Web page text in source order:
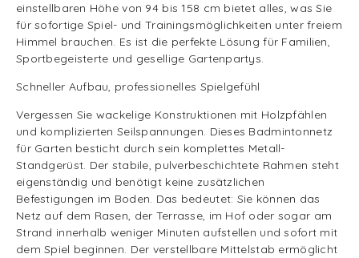
einstellbaren Höhe von 94 bis 158 cm bietet alles, was Sie
für sofortige Spiel- und Trainingsmöglichkeiten unter freiem
Himmel brauchen. Es ist die perfekte Lösung für Familien,
Sportbegeisterte und gesellige Gartenpartys.
Schneller Aufbau, professionelles Spielgefühl
Vergessen Sie wackelige Konstruktionen mit Holzpfählen
und komplizierten Seilspannungen. Dieses Badmintonnetz
für Garten besticht durch sein komplettes Metall-
Standgerüst. Der stabile, pulverbeschichtete Rahmen steht
eigenständig und benötigt keine zusätzlichen
Befestigungen im Boden. Das bedeutet: Sie können das
Netz auf dem Rasen, der Terrasse, im Hof oder sogar am
Strand innerhalb weniger Minuten aufstellen und sofort mit
dem Spiel beginnen. Der verstellbare Mittelstab ermöglicht